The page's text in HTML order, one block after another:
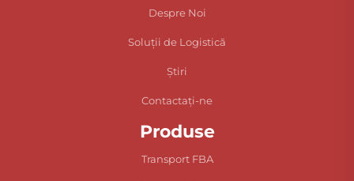
Despre Noi
Soluții de Logistică
Știri
Contactați-ne
Produse
Transport FBA